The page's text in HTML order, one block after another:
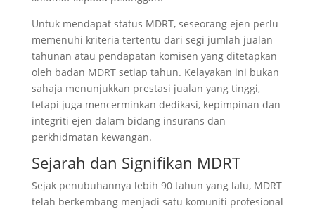
Adakah ejen baru boleh mencapai MDRT
dalam tahun pertama?
Apakah kelebihan menjadi ahli MDRT?
Adakah status MDRT kekal seumur hidup?
Bagaimana cara mendaftar atau
mengesahkan kelayakan MDRT?
Apakah perbezaan MDRT, COT dan TOT?
Bolehkah ejen insurans yang tidak fokus
kepada jualan polisi nyawa mencapai MDRT?
Rujukan
Untuk mendapat status MDRT, seseorang ejen perlu
memenuhi kriteria tertentu dari segi jumlah jualan
tahunan atau pendapatan komisen yang ditetapkan
oleh badan MDRT setiap tahun. Kelayakan ini bukan
sahaja menunjukkan prestasi jualan yang tinggi,
tetapi juga mencerminkan dedikasi, kepimpinan dan
integriti ejen dalam bidang insurans dan
perkhidmatan kewangan.
Sejarah dan Signifikan MDRT
Sejak penubuhannya lebih 90 tahun yang lalu, MDRT
telah berkembang menjadi satu komuniti profesional